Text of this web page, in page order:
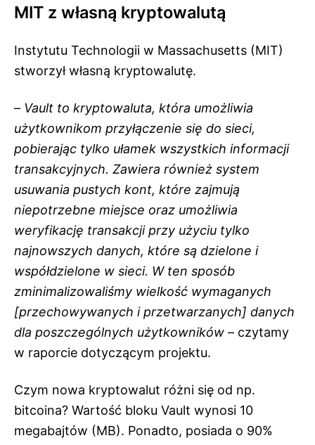
MIT z własną kryptowalutą
Instytutu Technologii w Massachusetts (MIT)
stworzył własną kryptowalutę.
– Vault to kryptowaluta, która umożliwia
użytkownikom przyłączenie się do sieci,
pobierając tylko ułamek wszystkich informacji
transakcyjnych. Zawiera również system
usuwania pustych kont, które zajmują
niepotrzebne miejsce oraz umożliwia
weryfikację transakcji przy użyciu tylko
najnowszych danych, które są dzielone i
współdzielone w sieci. W ten sposób
zminimalizowaliśmy wielkość wymaganych
[przechowywanych i przetwarzanych] danych
dla poszczególnych użytkowników – czytamy
w raporcie dotyczącym projektu.
Czym nowa kryptowalut różni się od np.
bitcoina? Wartość bloku Vault wynosi 10
megabajtów (MB). Ponadto, posiada o 90%